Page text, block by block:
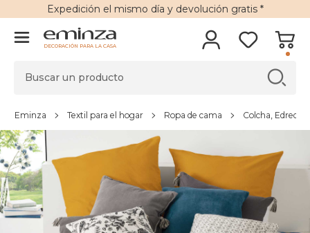
Expedición el mismo día y devolución gratis*
DECORACIÓN PARA LA CASA
Eminza Textil para el hogar Ropa de cama Colcha, Edredón